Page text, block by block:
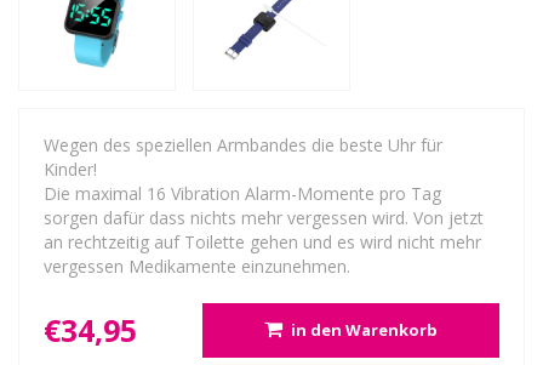
Wegen des speziellen Armbandes die beste Uhr für
Kinder!
Die maximal 16 Vibration Alarm-Momente pro Tag
sorgen dafür dass nichts mehr vergessen wird. Von jetzt
an rechtzeitig auf Toilette gehen und es wird nicht mehr
vergessen Medikamente einzunehmen.
€34,95 in den Warenkorb